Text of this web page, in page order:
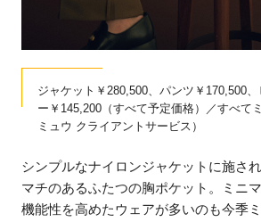
ジャケット￥280,500、パンツ￥170,500
ー￥145,200（すべて予定価格）／すべて
ミュウ クライアントサービス）
シンプルなナイロンジャケットに施さ
マチのあるふたつの胸ポケット。ミニ
機能性を高めたウェアが多いのも今季